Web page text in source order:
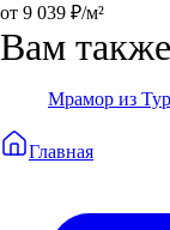
от 9 039 ₽/м²
Вам
Мрамор из
Главная